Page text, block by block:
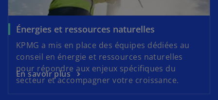
Énergies et ressources naturelles
KPMG a mis en place des équipes dédiées au
conseil en énergie et ressources naturelles
pour répondre aux enjeux spécifiques du
secteur et accompagner votre croissance.
En savoir plus